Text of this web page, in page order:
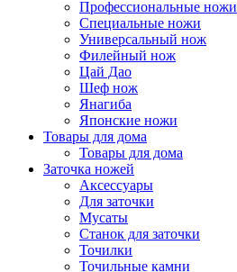
Профессиональные ножи
Специальные ножи
Универсальный нож
Филейный нож
Цай Дао
Шеф нож
Янагиба
Японские ножи
Товары для дома
Товары для дома
Заточка ножей
Аксессуары
Для заточки
Мусаты
Станок для заточки
Точилки
Точильные камни